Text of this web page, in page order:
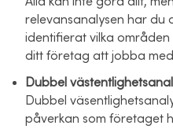
relevansanalysen har du
identifierat vilka
ditt företag att jobba
Dubbel
Dubbel
påverkan som företaget